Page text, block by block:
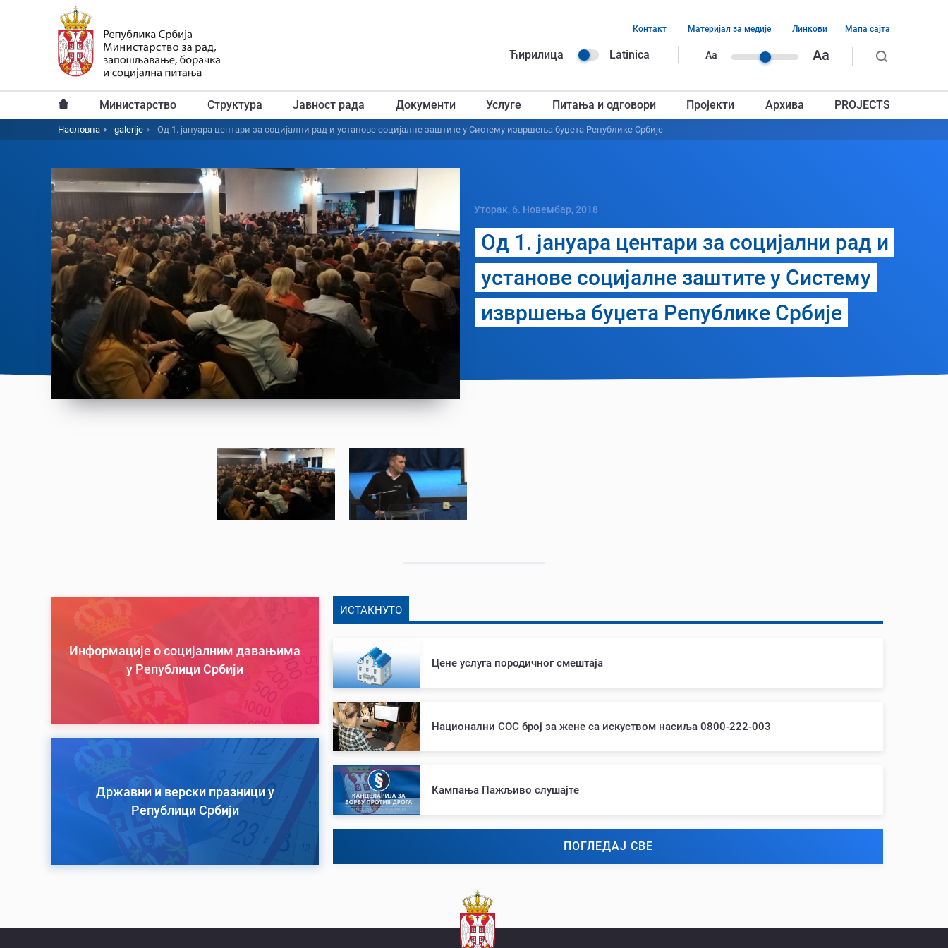
Ћирилица Latinica Aa Aa
заглавља
Контакт Материјал за медије Линкови Мапа сајта
Главни
Министарство Структура Јавност рада Документи Услуге Питања и одговори Пројекти Архива PROJECTS
Насловна galerije Од 1. јануара центари за социјални рад и установе социјалне заштите у Систему извршења буџета Републике Србије
Уторак, 6. Новембар, 2018
Од 1. јануара центари за социјални рад и
установе социјалне заштите у Систему
извршења буџета Републике Србије
Информације о социјалним давањима
у Републици Србији
Државни и верски празници у
Републици Србији
ИСТАКНУТО
Цене услуга породичног смештаја
Национални СОС број за жене са искуством насиља 0800-222-003
Кампања Пажљиво слушајте
ПОГЛЕДАЈ СВЕ